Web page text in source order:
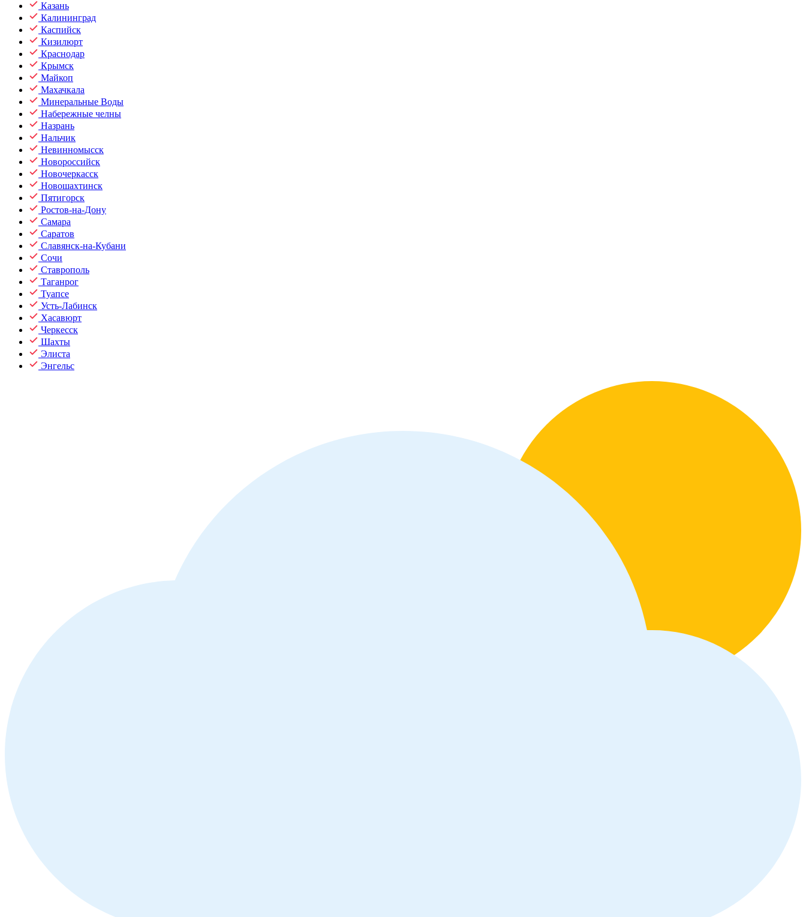
Казань
Калининград
Каспийск
Кизилюрт
Краснодар
Крымск
Майкоп
Махачкала
Минеральные Воды
Набережные челны
Назрань
Нальчик
Невинномысск
Новороссийск
Новочеркасск
Новошахтинск
Пятигорск
Ростов-на-Дону
Самара
Саратов
Славянск-на-Кубани
Сочи
Ставрополь
Таганрог
Туапсе
Усть-Лабинск
Хасавюрт
Черкесск
Шахты
Элиста
Энгельс